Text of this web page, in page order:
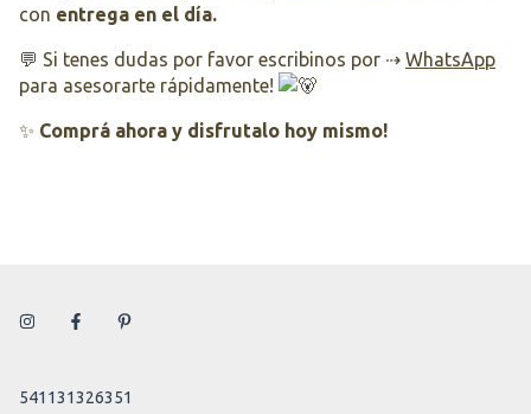
con entrega en el día.
💬 Si tenes dudas por favor escribinos por ⇢ WhatsApp
para asesorarte rápidamente!
✨ Comprá ahora y disfrutalo hoy mismo!
541131326351